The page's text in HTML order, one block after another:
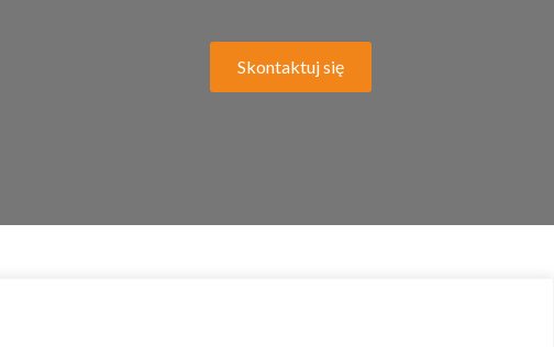
Skontaktuj się